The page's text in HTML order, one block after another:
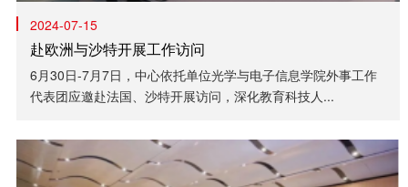
2024-07-15
赴欧洲与沙特开展工作访问
6月30日-7月7日，中心依托单位光学与电子信息学院外事工作
代表团应邀赴法国、沙特开展访问，深化教育科技人...